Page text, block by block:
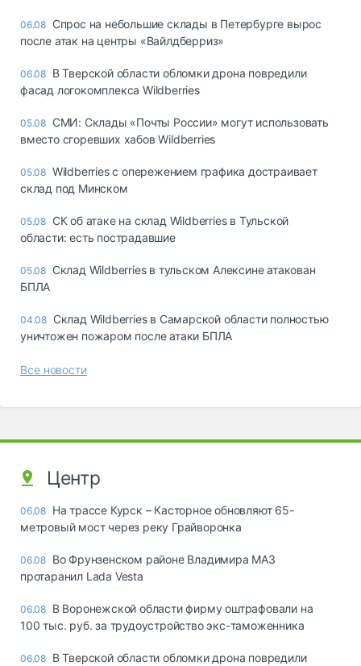
06.08 Спрос на небольшие склады в Петербурге вырос
после атак на центры «Вайлдберриз»
06.08 В Тверской области обломки дрона повредили
фасад логокомплекса Wildberries
05.08 СМИ: Склады «Почты России» могут использовать
вместо сгоревших хабов Wildberries
05.08 Wildberries с опережением графика достраивает
склад под Минском
05.08 СК об атаке на склад Wildberries в Тульской
области: есть пострадавшие
05.08 Склад Wildberries в тульском Алексине атакован
БПЛА
04.08 Склад Wildberries в Самарской области полностью
уничтожен пожаром после атаки БПЛА
Все новости
Центр
06.08 На трассе Курск – Касторное обновляют 65-
метровый мост через реку Грайворонка
06.08 Во Фрунзенском районе Владимира МАЗ
протаранил Lada Vesta
06.08 В Воронежской области фирму оштрафовали на
100 тыс. руб. за трудоустройство экс-таможенника
06.08 В Тверской области обломки дрона повредили